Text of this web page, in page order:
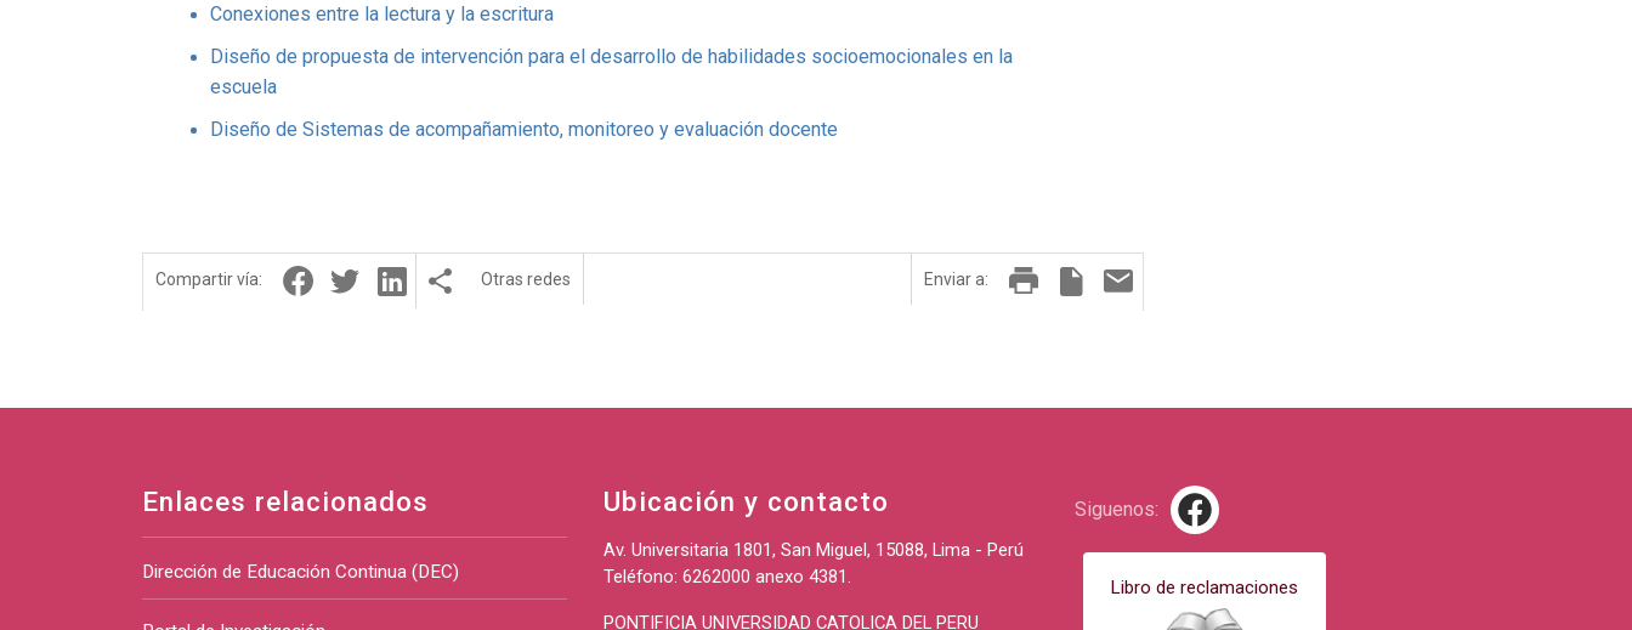
Conexiones entre la lectura y la escritura
Diseño de propuesta de intervención para el desarrollo de habilidades socioemocionales en la
escuela
Diseño de Sistemas de acompañamiento, monitoreo y evaluación docente
Compartir vía: Otras redes Enviar a:
Enlaces relacionados
Dirección de Educación Continua (DEC)
Ubicación y contacto
Av. Universitaria 1801, San Miguel, 15088, Lima - Perú
Teléfono: 6262000 anexo 4381.
PONTIFICIA UNIVERSIDAD CATOLICA DEL PERU
Siguenos:
Libro de reclamaciones